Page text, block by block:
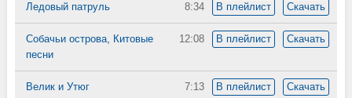
8:34 В плейлист Скачать
Ледовый патруль
12:08 В плейлист Скачать
Собачьи острова, Китовые
песни
7:13 В плейлист Скачать
Велик и Утюг